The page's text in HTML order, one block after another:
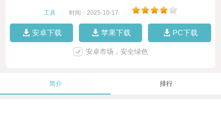
工具 时间：2025-10-17
安卓下载 苹果下载 PC下载
安卓市场，安全绿色
简介 排行